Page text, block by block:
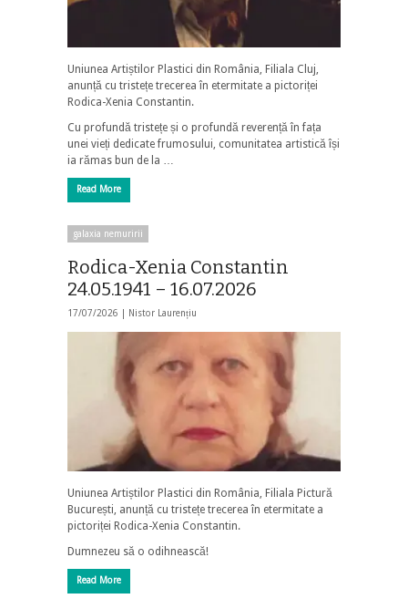
Uniunea Artiștilor Plastici din România, Filiala Cluj,
anunță cu tristețe trecerea în etermitate a pictoriței
Rodica-Xenia Constantin.
Cu profundă tristețe și o profundă reverență în fața
unei vieți dedicate frumosului, comunitatea artistică își
ia rămas bun de la …
Read More
galaxia nemuririi
Rodica-Xenia Constantin
24.05.1941 – 16.07.2026
17/07/2026 | Nistor Laurențiu
Uniunea Artiștilor Plastici din România, Filiala Pictură
București, anunță cu tristețe trecerea în etermitate a
pictoriței Rodica-Xenia Constantin.
Dumnezeu să o odihnească!
Read More